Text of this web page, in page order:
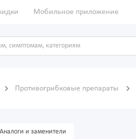
Мобильное приложение
Противогрибковые препараты
Аналоги и заменители